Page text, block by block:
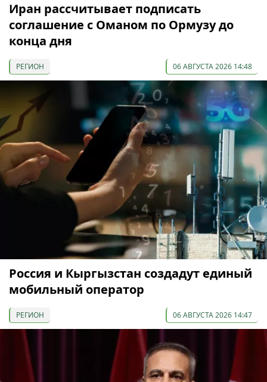
Иран рассчитывает подписать
соглашение с Оманом по Ормузу до
конца дня
РЕГИОН 06 АВГУСТА 2026 14:48
Россия и Кыргызстан создадут единый
мобильный оператор
РЕГИОН 06 АВГУСТА 2026 14:47